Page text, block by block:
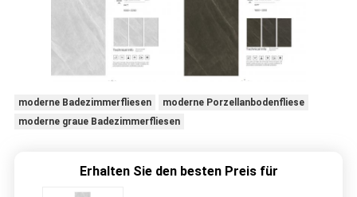
moderne Badezimmerfliesen
moderne Porzellanbodenfliese
moderne graue Badezimmerfliesen
Erhalten Sie den besten Preis für